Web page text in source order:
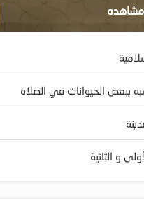
مشاهده
ببعض الحيوانات في الصلاة
و الثانية